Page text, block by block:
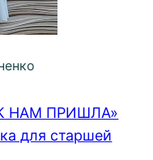
НАМ ПРИШЛА»
для старшей